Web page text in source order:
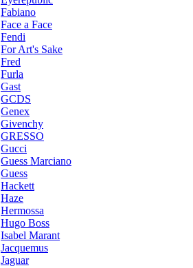
Fabiano
Face a Face
Fendi
For Art's Sake
Fred
Furla
Gast
GCDS
Genex
Givenchy
GRESSO
Gucci
Guess Marciano
Guess
Hackett
Haze
Hermossa
Hugo Boss
Isabel Marant
Jacquemus
Jaguar